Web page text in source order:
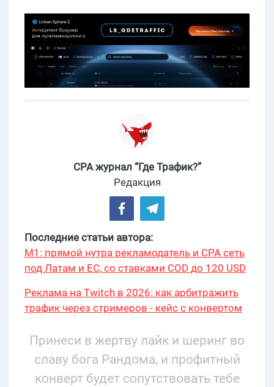
CPA журнал “Где Трафик?”
Редакция
Последние статьи автора:
М1: прямой нутра рекламодатель и CPA сеть
под Латам и ЕС, со ставками COD до 120 USD
Реклама на Twitch в 2026: как арбитражить
трафик через стримеров - кейс с конвертом
Принеси в жертву лайк и шеринг во
славу бога Рандома, и профитный
конверт будет сопутствовать тебе